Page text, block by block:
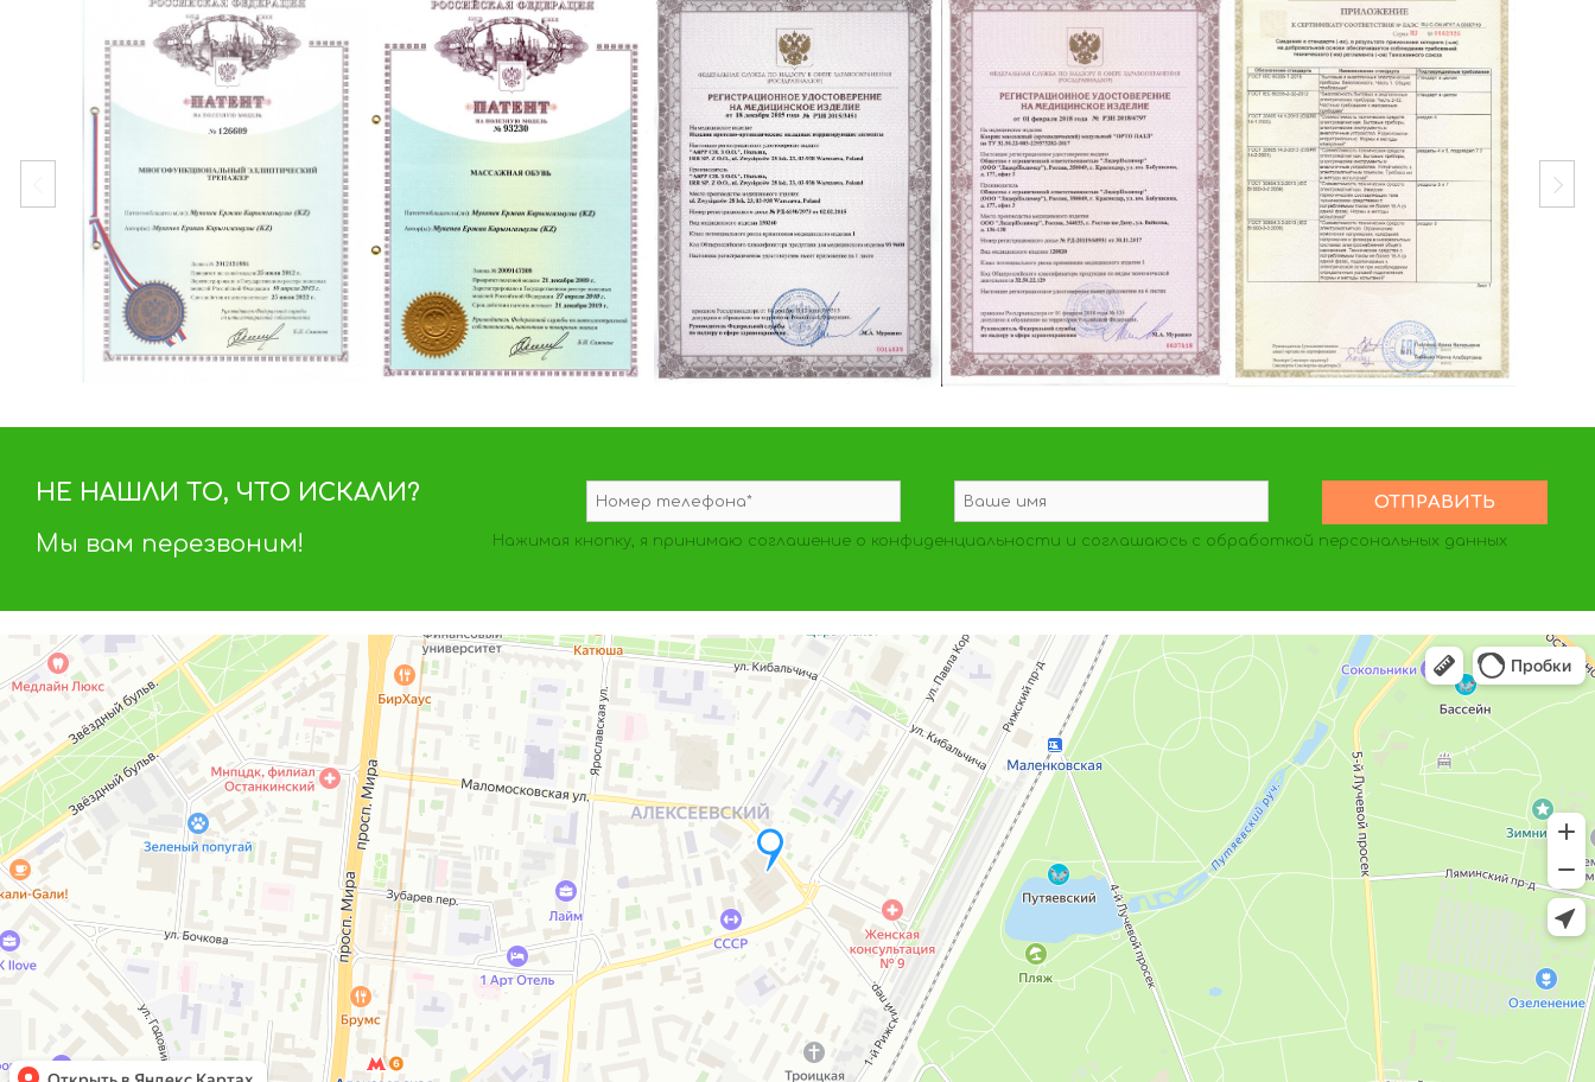
НЕ НАШЛИ ТО, ЧТО ИСКАЛИ?
Мы вам перезвоним!
Нажимая кнопку, я принимаю соглашение о конфиденциальности и соглашаюсь с обработкой персональных данных